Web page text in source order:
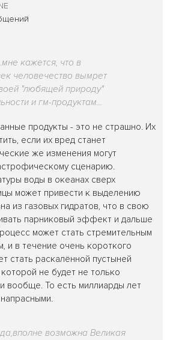
кажется, что в
человечество вымрет
"любящей природу"
и гм-продуктам...
продукты - это не страшно. Их
если их вред станет
же изменения могут
сценарию.
воды в океанах сверх
может привести к выделению
из газовых гидратов, что в свою
парниковый эффект и дальше
может стать стремительным
и в течение очень короткого
стать раскалённой пустыней
не будет не только
вообще. То есть миллиарды лет
возможна Великая